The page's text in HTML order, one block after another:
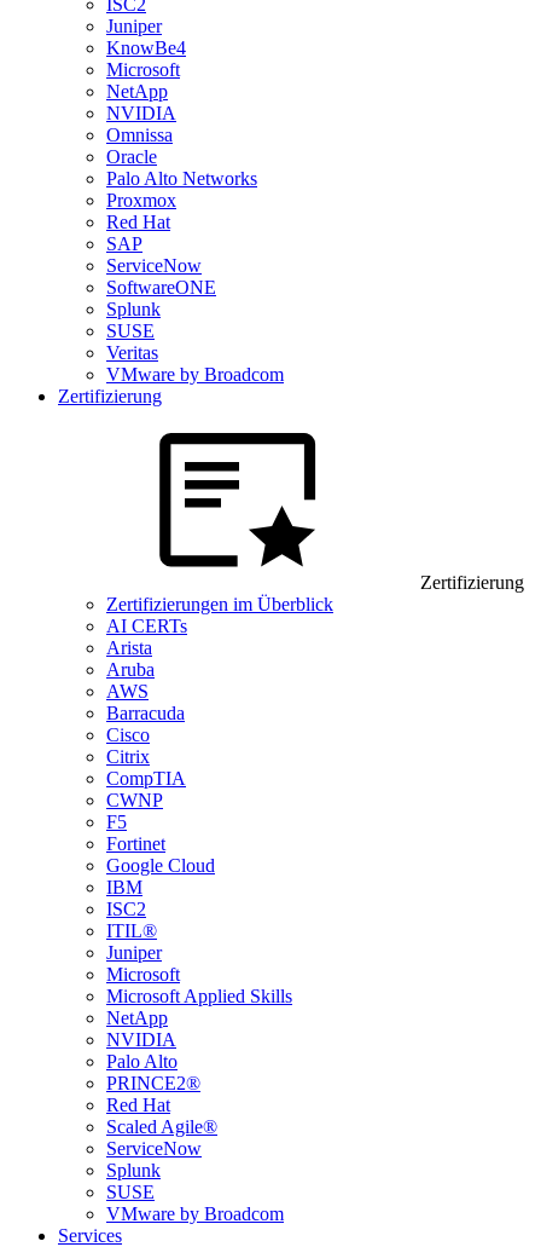
ISC2
Juniper
KnowBe4
Microsoft
NetApp
NVIDIA
Omnissa
Oracle
Palo Alto Networks
Proxmox
Red Hat
SAP
ServiceNow
SoftwareONE
Splunk
SUSE
Veritas
VMware by Broadcom
Zertifizierung
Zertifizierung
Zertifizierungen im Überblick
AI CERTs
Arista
Aruba
AWS
Barracuda
Cisco
Citrix
CompTIA
CWNP
F5
Fortinet
Google Cloud
IBM
ISC2
ITIL®
Juniper
Microsoft
Microsoft Applied Skills
NetApp
NVIDIA
Palo Alto
PRINCE2®
Red Hat
Scaled Agile®
ServiceNow
Splunk
SUSE
VMware by Broadcom
Services